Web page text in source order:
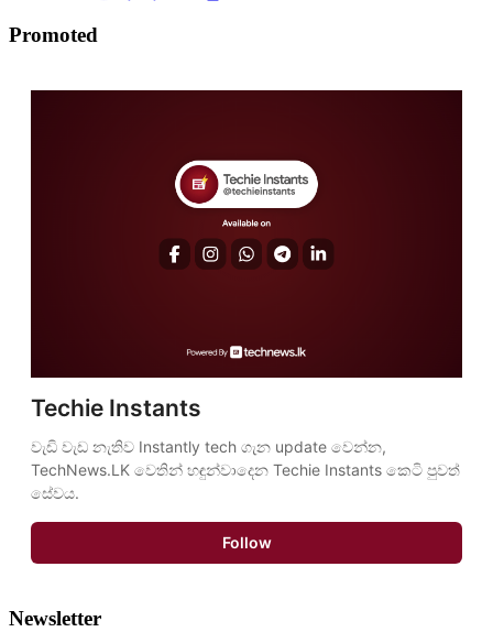
Promoted
Techie Instants
වැඩි වැඩ නැතිව Instantly tech ගැන update වෙන්න,
TechNews.LK වෙතින් හඳුන්වාදෙන Techie Instants කෙටි පුවත්
සේවය.
Follow
Newsletter